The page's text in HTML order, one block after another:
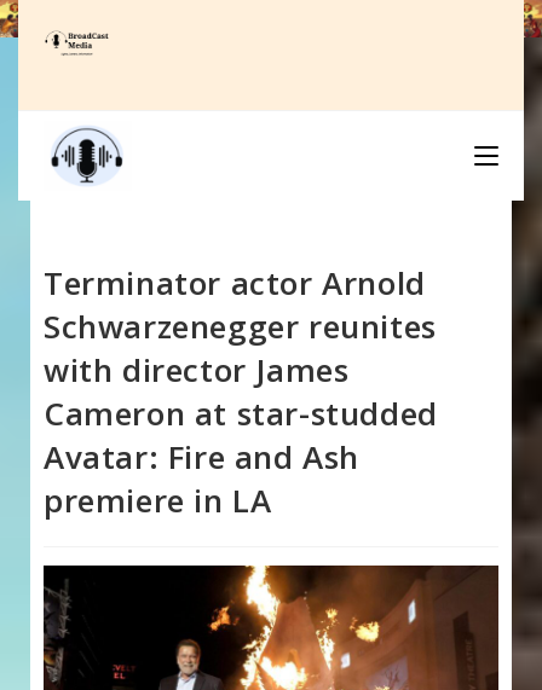
Skip
to
Terminator actor Arnold
Schwarzenegger reunites
with director James
Cameron at star-studded
Avatar: Fire and Ash
premiere in LA